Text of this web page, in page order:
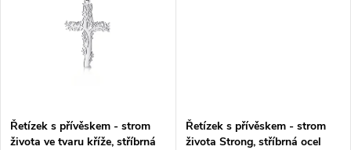
Řetízek s přívěskem - strom
života ve tvaru kříže, stříbrná
Řetízek s přívěskem - strom
života Strong, stříbrná ocel